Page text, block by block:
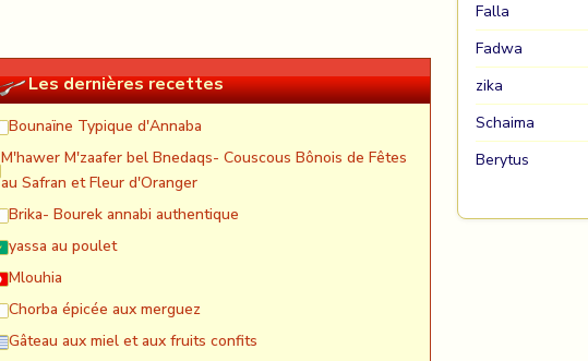
Les dernières recettes
Bounaïne Typique d'Annaba
M'hawer M'zaafer bel Bnedaqs- Couscous Bônois de Fêtes
au Safran et Fleur d'Oranger
Brika- Bourek annabi authentique
yassa au poulet
Mlouhia
Chorba épicée aux merguez
Gâteau aux miel et aux fruits confits
Falla
Fadwa
zika
Schaima
Berytus